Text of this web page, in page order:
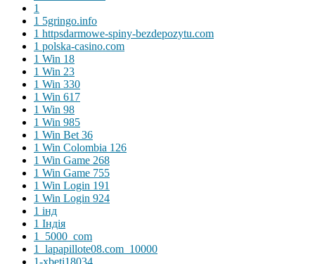
1
1 5gringo.info
1 httpsdarmowe-spiny-bezdepozytu.com
1 polska-casino.com
1 Win 18
1 Win 23
1 Win 330
1 Win 617
1 Win 98
1 Win 985
1 Win Bet 36
1 Win Colombia 126
1 Win Game 268
1 Win Game 755
1 Win Login 191
1 Win Login 924
1 інд
1 Індія
1_5000_com
1_lapapillote08.com_10000
1-xbeti18034